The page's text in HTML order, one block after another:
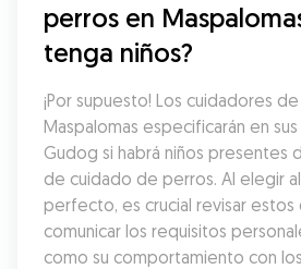
perros en
tenga niños?
¡Por supuesto! Los cuidadores
Maspalomas especificarán en
Gudog si habrá niños presentes
de cuidado de perros. Al elegir
perfecto, es crucial revisar estos
comunicar los requisitos
como su comportamiento con